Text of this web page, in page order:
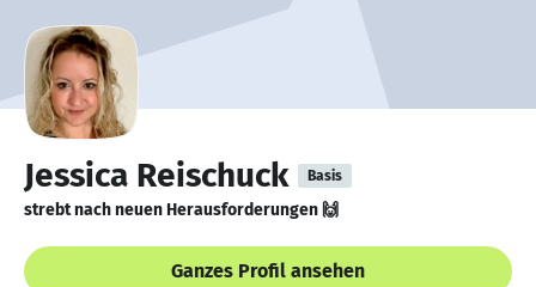
Jessica Reischuck Basis
strebt nach neuen Herausforderungen 🙌
Ganzes Profil ansehen